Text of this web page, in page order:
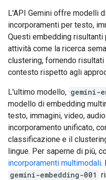
L'API Gemini offre modelli
incorporamenti per testo,
Questi embedding
attività come la ricerca
clustering, fornendo
contesto rispetto agli
L'ultimo modello, gemini-
modello di embedding
testo, immagini, video,
incorporamento unificato,
classificazione e il
lingue. Per saperne di più,
incorporamenti multimodali.
gemini-embedding-001